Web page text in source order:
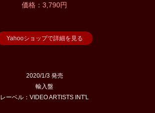
価格：3,790円
Yahooショップで詳細を見る
2020/1/3 発売
輸入盤
レーベル：VIDEO ARTISTS INT'L